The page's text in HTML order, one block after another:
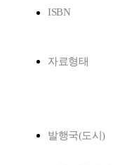
ISBN
자료형태
발행국(도시)